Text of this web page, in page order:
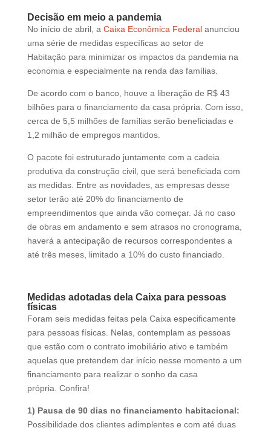
Decisão em meio a pandemia
No início de abril, a Caixa Econômica Federalanunciou
uma série de medidas específicas ao setor de
Habitação para minimizar os impactos da pandemia na
economia e especialmente na renda das famílias.
De acordo com o banco, houve a liberação de R$ 43
bilhões para o financiamento da casa própria. Com isso,
cerca de 5,5 milhões de famílias serão beneficiadas e
1,2 milhão de empregos mantidos.
O pacote foi estruturado juntamente com a cadeia
produtiva da construção civil, que será beneficiada com
as medidas. Entre as novidades, as empresas desse
setor terão até 20% do financiamento de
empreendimentos que ainda vão começar. Já no caso
de obras em andamento e sem atrasos no cronograma,
haverá a antecipação de recursos correspondentes a
até três meses, limitado a 10% do custo financiado.
Medidas adotadas dela Caixa para pessoas
físicas
Foram seis medidas feitas pela Caixa especificamente
para pessoas físicas. Nelas, contemplam as pessoas
que estão com o contrato imobiliário ativo e também
aquelas que pretendem dar início nesse momento a um
financiamento para realizar o sonho da casa
própria. Confira!
1) Pausa de 90 dias no financiamento habitacional:
Possibilidade dos clientes adimplentes e com até duas